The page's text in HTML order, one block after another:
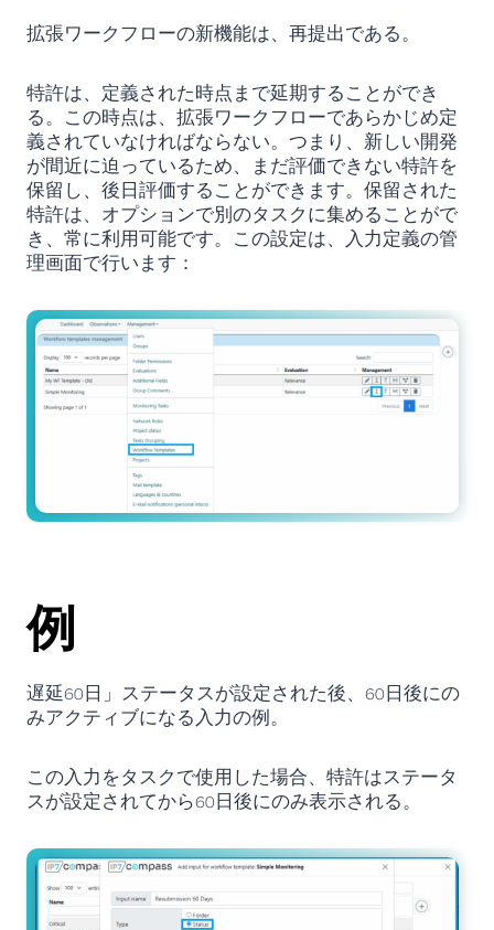
拡張ワークフローの新機能は、再提出である。
特許は、定義された時点まで延期することができ
る。この時点は、拡張ワークフローであらかじめ定
義されていなければならない。つまり、新しい開発
が間近に迫っているため、まだ評価できない特許を
保留し、後日評価することができます。保留された
特許は、オプションで別のタスクに集めることがで
き、常に利用可能です。この設定は、入力定義の管
理画面で行います：
例
遅延60日」ステータスが設定された後、60日後にの
みアクティブになる入力の例。
この入力をタスクで使用した場合、特許はステータ
スが設定されてから60日後にのみ表示される。